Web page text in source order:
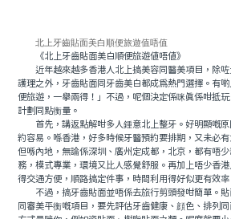
北上牙齒貼面美白順便旅遊值唔值
《北上牙齒貼面美白順便旅遊值唔值》
近年越來越多香港人北上搞美容同醫美項目，除咗
護理之外，牙齒貼面同牙齒美白都成爲熱門選擇。有
便旅遊，一舉兩得！」不過，呢個決定係咪真係咁抵
計劃同點衡量。
首先，講返點解咁多人鍾意北上整牙。好明顯嘅原
約容易。喺香港，好多時候牙醫預約要排期，又未必
但喺內地，無論係深圳、廣州定成都，北京，都有唔
務，模式專業，環境又比人感覺舒服。再加上唔少香
得交通方便，順路搞定件事，時間利用得好似更有效率
不過，搞牙齒貼面並唔係去旅行剪頭發咁簡單。貼
同審美平衡嘅項目，要先評估牙齒健康、顔色、排列